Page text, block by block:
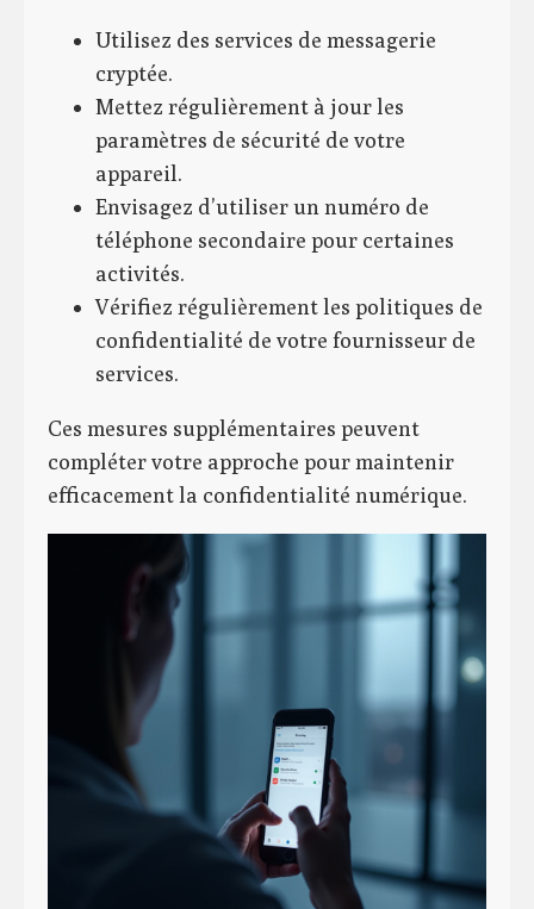
Utilisez des services de messagerie
cryptée.
Mettez régulièrement à jour les
paramètres de sécurité de votre
appareil.
Envisagez d’utiliser un numéro de
téléphone secondaire pour certaines
activités.
Vérifiez régulièrement les politiques de
confidentialité de votre fournisseur de
services.
Ces mesures supplémentaires peuvent
compléter votre approche pour maintenir
efficacement la confidentialité numérique.